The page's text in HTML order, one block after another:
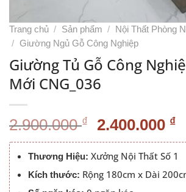
Trang chủ / Sản phẩm / Nội Thất Phòng
/ Giường Ngủ Gỗ Công Nghiệp
Giường Tủ Gỗ Công
Mới CNG_036
2.900.000₫ Giá
gốc
là:
2.900.000
2.400.000 ₫
tại
Thương Hiệu: Xưởng Nội Thất Số 1
Kích thước: Rộng 180cm x Dài